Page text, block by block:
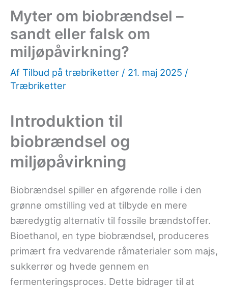
Myter om biobrændsel –
sandt eller falsk om
miljøpåvirkning?
Af Tilbud på træbriketter / 21. maj 2025 /
Træbriketter
Introduktion til
biobrændsel og
miljøpåvirkning
Biobrændsel spiller en afgørende rolle i den
grønne omstilling ved at tilbyde en mere
bæredygtig alternativ til fossile brændstoffer.
Bioethanol, en type biobrændsel, produceres
primært fra vedvarende råmaterialer som majs,
sukkerrør og hvede gennem en
fermenteringsproces. Dette bidrager til at